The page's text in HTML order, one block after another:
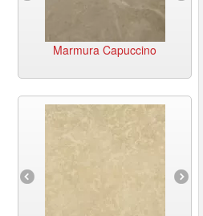
Onix Timber
Marmura Crystal White